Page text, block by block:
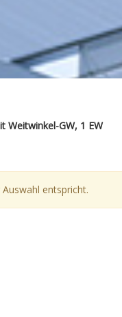
Weitwinkel-GW, 1 EW
entspricht.